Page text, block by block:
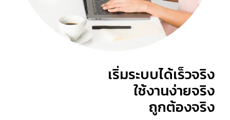
เริ่มระบบได้เร็วจริง
ใช้งานง่ายจริง
ถูกต้องจริง